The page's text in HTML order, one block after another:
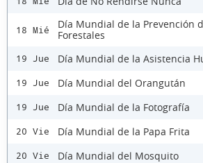
18 Mié
Día Mundial de la Prevención
Forestales
19 Jue Día Mundial de la Asistencia
19 Jue Día Mundial del Orangután
19 Jue Día Mundial de la Fotografía
20 Vie Día Mundial de la Papa Frita
20 Vie Día Mundial del Mosquito